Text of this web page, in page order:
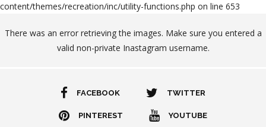
content/themes/recreation/inc/utility-functions.php on line 653
There was an error retrieving the images. Make sure you entered a
valid non-private Inastagram username.
FACEBOOK TWITTER
PINTEREST YOUTUBE